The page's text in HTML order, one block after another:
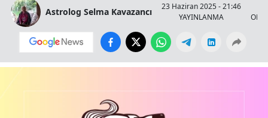
Astrolog Selma Kavazancı
23 Haziran 2025 - 21:46
YAYINLANMA